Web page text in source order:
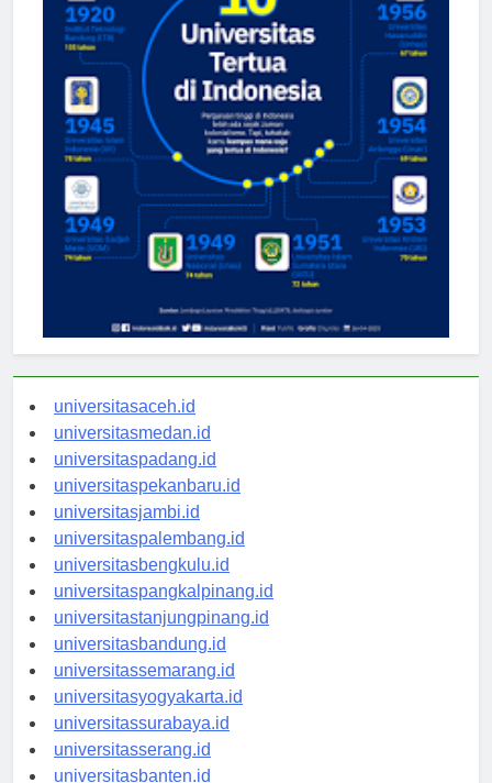
universitasaceh.id
universitasmedan.id
universitaspadang.id
universitaspekanbaru.id
universitasjambi.id
universitaspalembang.id
universitasbengkulu.id
universitaspangkalpinang.id
universitastanjungpinang.id
universitasbandung.id
universitassemarang.id
universitasyogyakarta.id
universitassurabaya.id
universitasserang.id